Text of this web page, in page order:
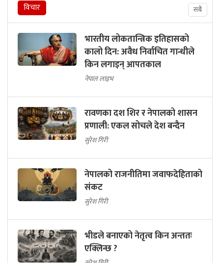
विचार सबै
भारतीय लोकतान्त्रिक इतिहासको
कालो दिन: अवैध निर्वाचित गान्धीले
किन लगाइन् आपतकाल
नेपाल लाइभ
रावणका दश शिर र नेपालको शासन
प्रणाली: एकल सोचले देश बन्दैन
सुरेश गिरी
नेपालको राजनीतिमा जवाफदेहिताको
संकट
सुरेश गिरी
भीडले बनाएको नेतृत्व किन अन्ततः
एक्लिन्छ ?